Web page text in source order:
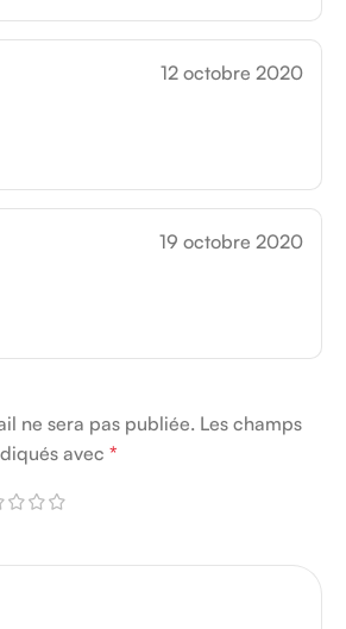
12 octobre 2020
19 octobre 2020
ne sera pas publiée. Les champs
avec *